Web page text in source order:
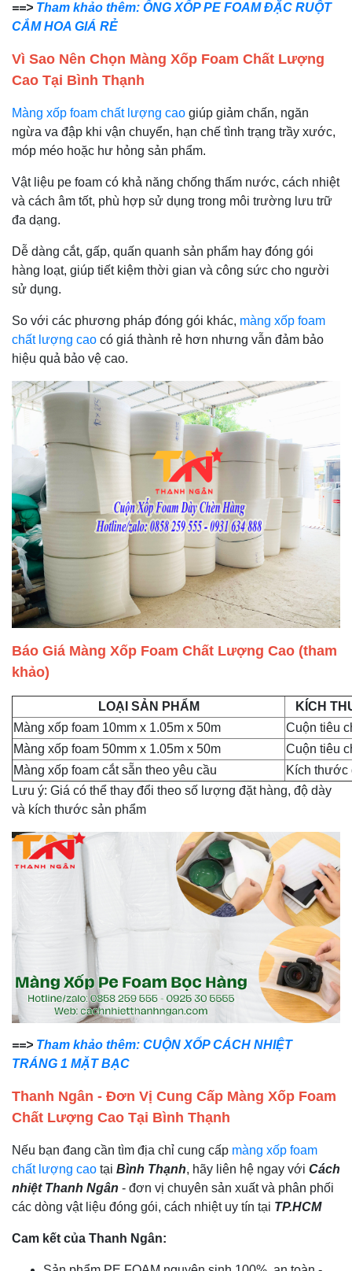
==> Tham khảo thêm: ỐNG XỐP PE FOAM ĐẶC RUỘT
CẮM HOA GIÁ RẺ
Vì Sao Nên Chọn Màng Xốp Foam Chất Lượng
Cao Tại Bình Thạnh
Màng xốp foam chất lượng cao giúp giảm chấn, ngăn
ngừa va đập khi vận chuyển, hạn chế tình trạng trầy xước,
móp méo hoặc hư hỏng sản phẩm.
Vật liệu pe foam có khả năng chống thấm nước, cách nhiệt
và cách âm tốt, phù hợp sử dụng trong môi trường lưu trữ
đa dạng.
Dễ dàng cắt, gấp, quấn quanh sản phẩm hay đóng gói
hàng loạt, giúp tiết kiệm thời gian và công sức cho người
sử dụng.
So với các phương pháp đóng gói khác, màng xốp foam
chất lượng cao có giá thành rẻ hơn nhưng vẫn đảm bảo
hiệu quả bảo vệ cao.
Báo Giá Màng Xốp Foam Chất Lượng Cao (tham
khảo)
LOẠI SẢN PHẨM
KÍCH
Màng xốp foam 10mm x 1.05m x 50m
Cuộn tiêu
Màng xốp foam 50mm x 1.05m x 50m
Cuộn tiêu
Màng xốp foam cắt sẵn theo yêu cầu
Kích thước
Lưu ý: Giá có thể thay đổi theo số lượng đặt hàng, độ dày
và kích thước sản phẩm
==> Tham khảo thêm: CUỘN XỐP CÁCH NHIỆT
TRÁNG 1 MẶT BẠC
Thanh Ngân - Đơn Vị Cung Cấp Màng Xốp Foam
Chất Lượng Cao Tại Bình Thạnh
Nếu bạn đang cần tìm địa chỉ cung cấp màng xốp foam
chất lượng cao tại Bình Thạnh, hãy liên hệ ngay với Cách
nhiệt Thanh Ngân - đơn vị chuyên sản xuất và phân phối
các dòng vật liệu đóng gói, cách nhiệt uy tín tại TP.HCM
Cam kết của Thanh Ngân: